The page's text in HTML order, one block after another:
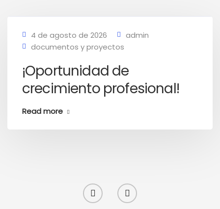
4 de agosto de 2026
admin
documentos y proyectos
¡Oportunidad de
crecimiento profesional!
Read more